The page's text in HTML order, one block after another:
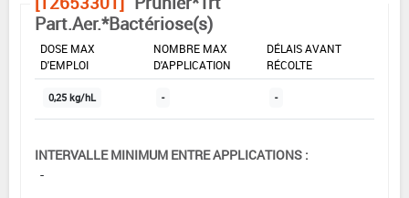
Part.Aer.*Bactériose(s)
DOSE MAX
D'EMPLOI
NOMBRE MAX
D'APPLICATION
DÉLAIS AVANT
RÉCOLTE
0,25 kg/hL - -
INTERVALLE MINIMUM ENTRE APPLICATIONS :
-